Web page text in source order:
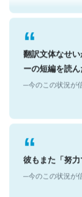
翻訳文体なせい
ーの短編を読
─今のこの状況が
彼もまた「努
─今のこの状況が